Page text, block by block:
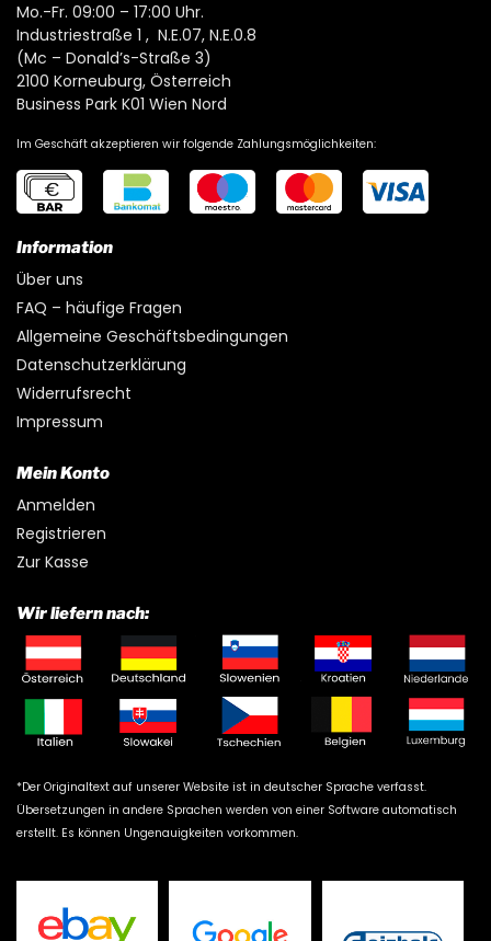
Mo.-Fr. 09:00 – 17:00 Uhr.
Industriestraße 1 , N.E.07, N.E.0.8
(Mc – Donald’s-Straße 3)
2100 Korneuburg, Österreich
Business Park K01 Wien Nord
Im Geschäft akzeptieren wir folgende Zahlungsmöglichkeiten:
Information
Über uns
FAQ – häufige Fragen
Allgemeine Geschäftsbedingungen
Datenschutzerklärung
Widerrufsrecht
Impressum
Mein Konto
Anmelden
Registrieren
Zur Kasse
Wir liefern nach:
*Der Originaltext auf unserer Website ist in deutscher Sprache verfasst.
Übersetzungen in andere Sprachen werden von einer Software automatisch
erstellt. Es können Ungenauigkeiten vorkommen.